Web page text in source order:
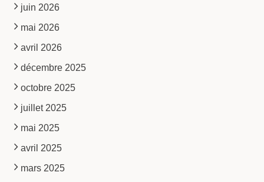
juin 2026
mai 2026
avril 2026
décembre 2025
octobre 2025
juillet 2025
mai 2025
avril 2025
mars 2025